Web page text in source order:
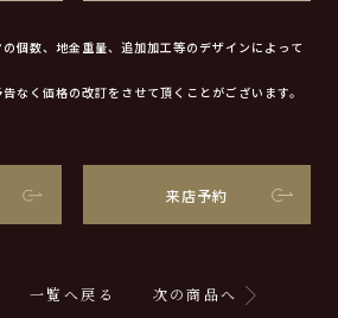
個数、地金重量、追加加工等のデザインによって
なく価格の改訂をさせて頂くことがございます。
来店予約
一覧へ戻る 次の商品へ